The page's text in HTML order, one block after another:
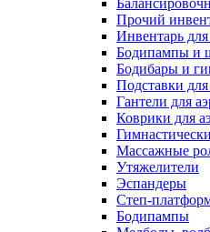
Прочий
Инвентарь
Бодипампы и
Бодибары и
Подставки
Гантели для
Коврики для
Массажные
Утяжелители
Эспандеры
Степ-
Бодипампы